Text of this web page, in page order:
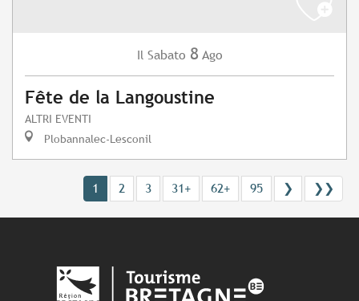
Il Sabato 8 Ago
Fête de la Langoustine
ALTRI EVENTI
Plobannalec-Lesconil
1 2 3 31+ 62+ 95 ❯ ❯❯